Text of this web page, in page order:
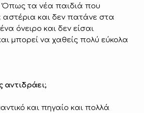
Όπως τα νέα παιδιά που
αστέρια και δεν πατάνε στα
όνειρο και δεν είσαι
μπορεί να χαθείς πολύ εύκολα
αντιδράει;
και πηγαίο και πολλά